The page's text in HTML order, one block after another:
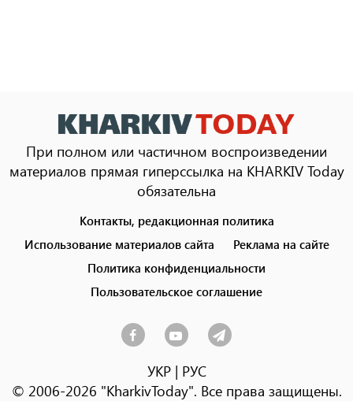
При полном или частичном воспроизведении
материалов прямая гиперссылка на KHARKIV Today
обязательна
menu
Контакты, редакционная политика
Использование материалов сайта
Реклама на сайте
Политика конфиденциальности
Пользовательское соглашение
УКР| РУС
© 2006-2026 "KharkivToday". Все права защищены.